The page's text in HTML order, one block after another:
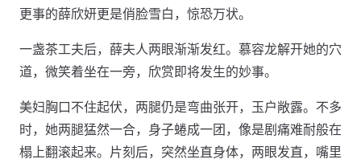
更事的薛欣妍更是俏脸雪白，惊恐万状。
一盏茶工夫后，薛夫人两眼渐渐发红。慕容龙解开她的穴
道，微笑着坐在一旁，欣赏即将发生的妙事。
美妇胸口不住起伏，两腿仍是弯曲张开，玉户敞露。不多
时，她两腿猛然一合，身子蜷成一团，像是剧痛难耐般在
榻上翻滚起来。片刻后，突然坐直身体，两眼发直，嘴里